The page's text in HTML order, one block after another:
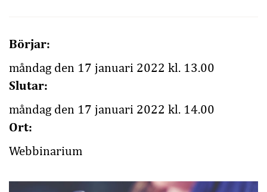
Börjar:
måndag den 17 januari 2022 kl. 13.00
Slutar:
måndag den 17 januari 2022 kl. 14.00
Ort:
Webbinarium